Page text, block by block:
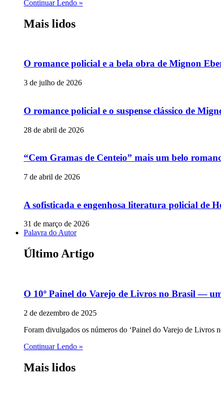
Continuar Lendo »
Mais lidos
O romance policial e a bela obra de Mignon
3 de julho de 2026
O romance policial e o suspense clássico de
28 de abril de 2026
“Cem Gramas de Centeio” mais um belo
7 de abril de 2026
A sofisticada e engenhosa literatura policial de
31 de março de 2026
Palavra do Autor
Último Artigo
O 10º Painel do Varejo de Livros no Brasil —
2 de dezembro de 2025
Foram divulgados os números do ‘Painel do Varejo de Livros
Continuar Lendo »
Mais lidos